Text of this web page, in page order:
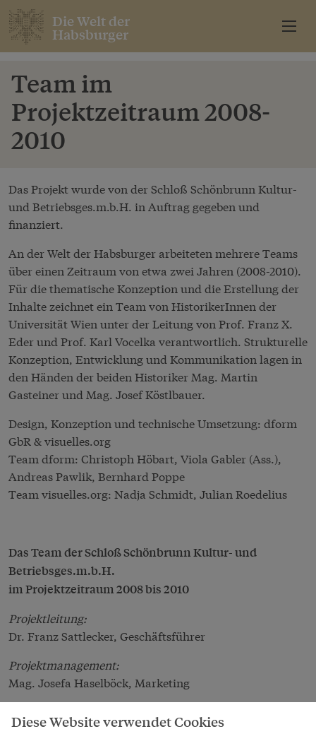
Die Welt der
Habsburger
Team im
Projektzeitraum 2008-
2010
Das Projekt wurde von der Schloß Schönbrunn Kultur-
und Betriebsges.m.b.H. in Auftrag gegeben und
finanziert.
An der Welt der Habsburger arbeiteten mehrere Teams
über einen Zeitraum von etwa zwei Jahren (2008-2010).
Für die thematische Konzeption und die Erstellung der
Inhalte zeichnet ein Team von HistorikerInnen der
Universität Wien unter der Leitung von Prof. Franz X.
Eder und Prof. Karl Vocelka verantwortlich. Strukturelle
Konzeption, Entwicklung und Kommunikation lagen in
den Händen der beiden Historiker Mag. Martin
Gasteiner und Mag. Josef Köstlbauer.
Design, Konzeption und technische Umsetzung: dform
GbR & visuelles.org
Team dform: Christoph Höbart, Viola Gabler (Ass.),
Andreas Pawlik, Bernhard Poppe
Team visuelles.org: Nadja Schmidt, Julian Roedelius
Das Team der Schloß Schönbrunn Kultur- und
Betriebsges.m.b.H.
im Projektzeitraum 2008 bis 2010
Projektleitung:
Dr. Franz Sattlecker, Geschäftsführer
Projektmanagement:
Mag. Josefa Haselböck, Marketing
Diese Website verwendet Cookies